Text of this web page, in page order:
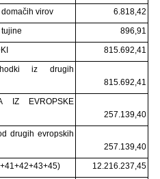
virov
6.818,42
896,91
815.692,41
iz drugih
815.692,41
IZ EVROPSKE
257.139,40
drugih evropskih
257.139,40
12.216.237,45